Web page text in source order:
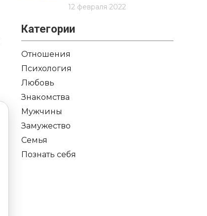
12 февраля 2022
Категории
Отношения
Психология
Любовь
Знакомства
Мужчины
Замужество
Семья
Познать себя